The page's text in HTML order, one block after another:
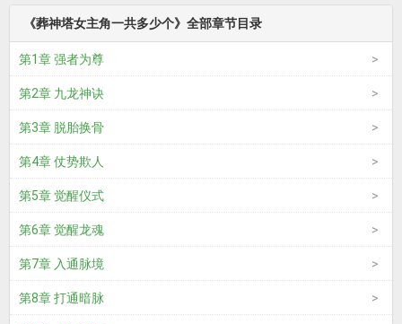
《葬神塔女主角一共多少个》全部章节目录
第1章 强者为尊
第2章 九龙神诀
第3章 脱胎换骨
第4章 仗势欺人
第5章 觉醒仪式
第6章 觉醒龙魂
第7章 入通脉境
第8章 打通暗脉